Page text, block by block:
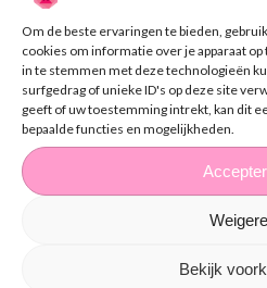
Om de beste ervaringen te bieden,
cookies om informatie over je apparaat
in te stemmen met deze technologieën
surfgedrag of unieke ID's op deze site
geeft of uw toestemming intrekt, kan dit
bepaalde functies en mogelijkheden.
Bekijk
heb ik het ook erg
voornamelijk
en bij de biggenstal.
seizoenen van de
op kipper. Dit doe ik
Thuis hebben we de